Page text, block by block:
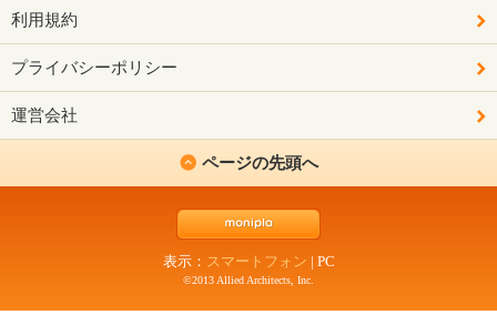
利用規約
プライバシーポリシー
運営会社
ページの先頭へ
表示： スマートフォン | PC
©2013 Allied Architects, Inc.